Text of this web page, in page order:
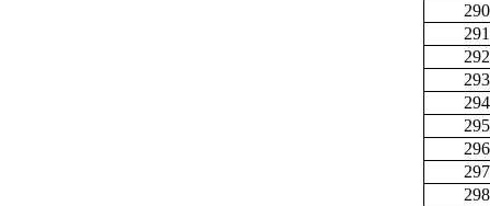
290
291
292
293
294
295
296
297
298